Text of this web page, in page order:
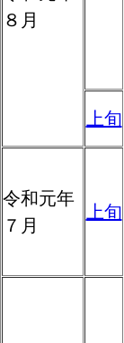
８月
上旬
令和元年
７月
上旬